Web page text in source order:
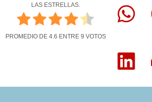
LAS ESTRELLAS.
PROMEDIO DE 4.6 ENTRE 9 VOTOS